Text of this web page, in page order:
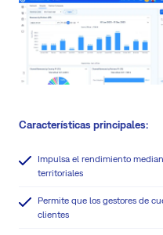
Características principales:
Impulsa el rendimiento
territoriales
Permite que los gestores de
clientes